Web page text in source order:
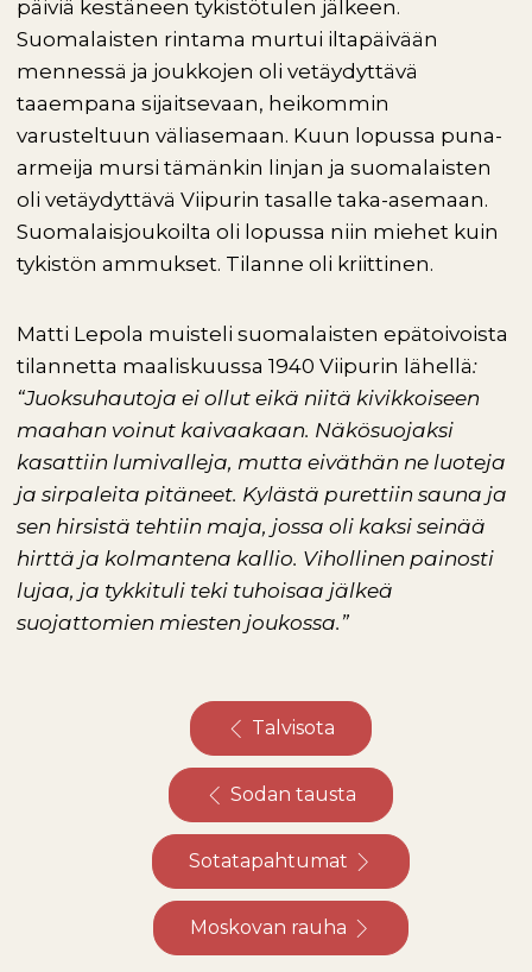
päiviä kestäneen tykistötulen jälkeen.
Suomalaisten rintama murtui iltapäivään
mennessä ja joukkojen oli vetäydyttävä
taaempana sijaitsevaan, heikommin
varusteltuun väliasemaan. Kuun lopussa puna-
armeija mursi tämänkin linjan ja suomalaisten
oli vetäydyttävä Viipurin tasalle taka-asemaan.
Suomalaisjoukoilta oli lopussa niin miehet kuin
tykistön ammukset. Tilanne oli kriittinen.
Matti Lepola muisteli suomalaisten epätoivoista
tilannetta maaliskuussa 1940 Viipurin lähellä:
“Juoksuhautoja ei ollut eikä niitä kivikkoiseen
maahan voinut kaivaakaan. Näkösuojaksi
kasattiin lumivalleja, mutta eiväthän ne luoteja
ja sirpaleita pitäneet. Kylästä purettiin sauna ja
sen hirsistä tehtiin maja, jossa oli kaksi seinää
hirttä ja kolmantena kallio. Vihollinen painosti
lujaa, ja tykkituli teki tuhoisaa jälkeä
suojattomien miesten joukossa.”
Talvisota
Sodan tausta
Sotatapahtumat
Moskovan rauha